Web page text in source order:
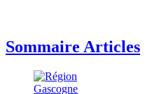
Sommaire Articles